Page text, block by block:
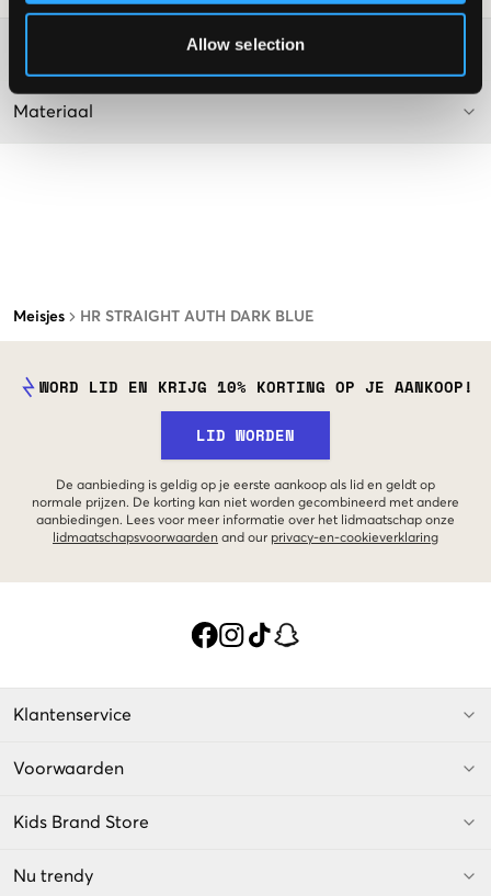
Allow selection
Meisjes HR STRAIGHT AUTH DARK BLUE
Materiaal
WORD LID EN KRIJG 10% KORTING OP JE AANKOOP!
LID WORDEN
De aanbieding is geldig op je eerste aankoop als lid en geldt op
normale prijzen. De korting kan niet worden gecombineerd met andere
aanbiedingen. Lees voor meer informatie over het lidmaatschap onze
lidmaatschapsvoorwaarden and our privacy-en-cookieverklaring
Klantenservice
Voorwaarden
Kids Brand Store
Nu trendy